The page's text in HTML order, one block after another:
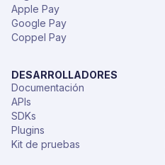
Apple Pay
Google Pay
Coppel Pay
DESARROLLADORES
Documentación
APIs
SDKs
Plugins
Kit de pruebas